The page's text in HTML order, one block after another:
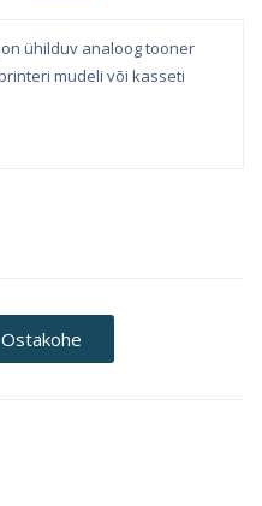
on ühilduv analoog tooner
mudeli või kasseti
Ostakohe